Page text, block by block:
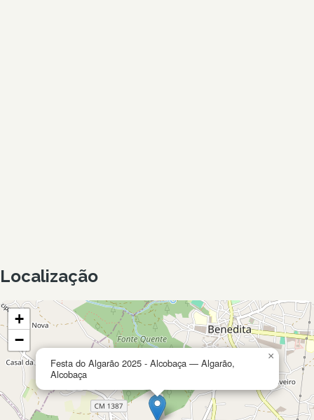
Localização
Festa do Algarão 2025 - Alcobaça — Algarão,
Alcobaça
×
+
−